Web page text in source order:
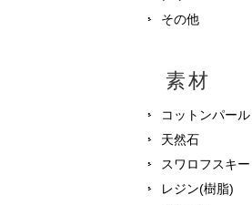
その他
素材
コットンパール
天然石
スワロフスキー
レジン(樹脂)